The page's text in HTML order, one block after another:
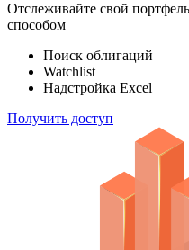
Отслеживайте свой
способом
Поиск облигаций
Watchlist
Надстройка Excel
Получить доступ